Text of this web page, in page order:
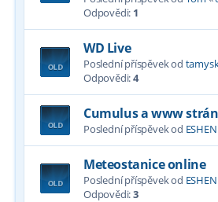
Odpovědi: 1
WD Live
Poslední příspěvek od
Odpovědi:4
Cumulus a www
Poslední příspěvek od ESHEN
Meteostanice online
Poslední příspěvek od ESHEN
Odpovědi:3